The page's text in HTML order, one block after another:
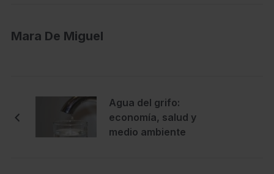
Mara De Miguel
Agua del grifo:
economía, salud y
medio ambiente